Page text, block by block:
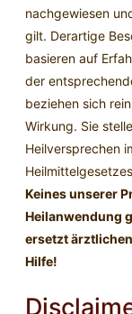
nachgewiesen
gilt. Derartige
basieren auf
der
beziehen sich
Wirkung. Sie
Heilversprechen
Keines unserer
Heilanwendung
ersetzt
Hilfe!